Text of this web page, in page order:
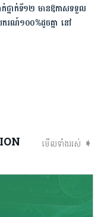
ាក់ថ្នាក់ទី១២ មានឱកាសទទួល
ករណ៍១០០%ដូចគ្នា នៅ
មើលទាំងអស់ ➧